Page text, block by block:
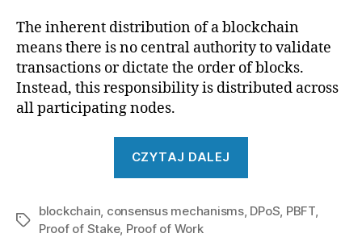
The inherent distribution of a blockchain
means there is no central authority to validate
transactions or dictate the order of blocks.
Instead, this responsibility is distributed across
all participating nodes.
CZYTAJ DALEJ
Mechanisms”
Tagi
blockchain consensus mechanisms, DPoS PBFT,
Proof of Stake, Proof of Work